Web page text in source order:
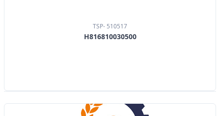
TSP- 510517
H816810030500